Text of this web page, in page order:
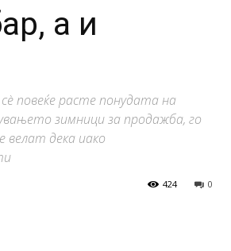
а и
повеќе расте понудата на
зимници за продажба, го
велат дека иако
0
424